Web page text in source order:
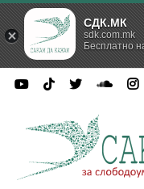
СДК.МК
sdk.com.mk
Бесплатно